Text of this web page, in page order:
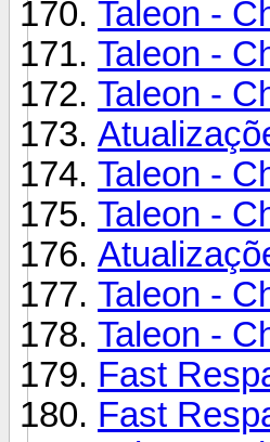
Taleon -
Taleon -
Taleon -
Taleon -
Taleon -
Taleon -
Taleon -
Fast
Fast